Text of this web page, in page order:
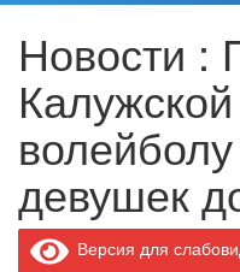
Новости :
девушек
Версия для